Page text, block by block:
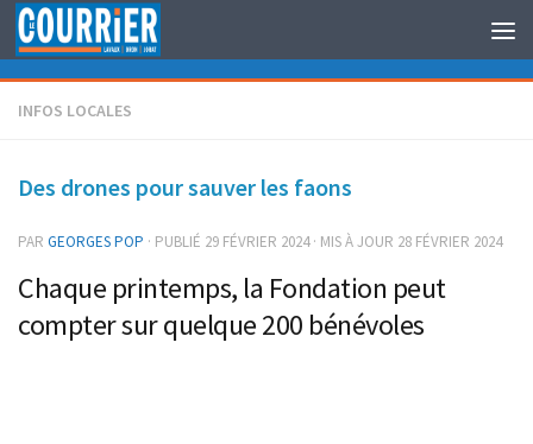
Au dessous du contenu
INFOS LOCALES
Des drones pour sauver les faons
PAR GEORGES POP · PUBLIÉ 29 FÉVRIER 2024· MIS À JOUR 28 FÉVRIER 2024
Chaque printemps, la Fondation peut
compter sur quelque 200 bénévoles